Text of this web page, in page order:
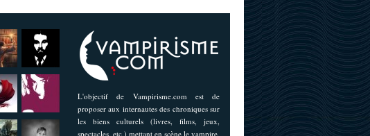
L'objectif de Vampirisme.com est de
proposer aux internautes des chroniques sur
les biens culturels (livres, films, jeux,
spectacles, etc.) mettant en scène le vampire,